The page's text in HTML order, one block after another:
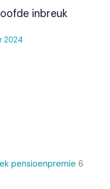
pensioenpremie 6
inbreuk
2024